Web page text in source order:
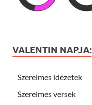
VALENTIN NAPJA:
Szerelmes idézetek
Szerelmes versek